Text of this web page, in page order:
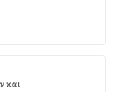
και